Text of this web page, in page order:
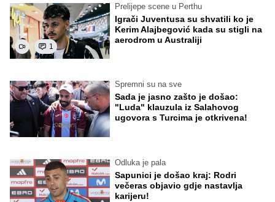
1
Prelijepe scene u Perthu
Igrači Juventusa su shvatili ko je
Kerim Alajbegović kada su stigli na
aerodrom u Australiji
Spremni su na sve
Sada je jasno zašto je došao:
"Luda" klauzula iz Salahovog
ugovora s Turcima je otkrivena!
Odluka je pala
Sapunici je došao kraj: Rodri
večeras objavio gdje nastavlja
karijeru!